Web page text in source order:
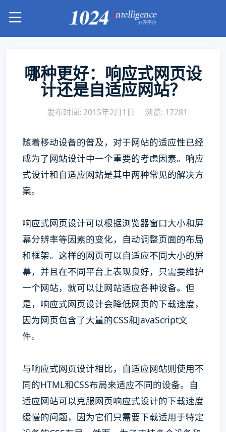
哪种更好：响应式网页设
计还是自适应网站？
发布时间: 2015年2月1日 浏览: 17281
随着移动设备的普及，对于网站的适应性已经
成为了网站设计中一个重要的考虑因素。响应
式设计和自适应网站是其中两种常见的解决方
案。
响应式网页设计可以根据浏览器窗口大小和屏
幕分辨率等因素的变化，自动调整页面的布局
和框架。这样的网页可以自适应不同大小的屏
幕，并且在不同平台上表现良好，只需要维护
一个网站，就可以让网站适应各种设备。但
是，响应式网页设计会降低网页的下载速度，
因为网页包含了大量的CSS和JavaScript文
件。
与响应式网页设计相比，自适应网站则使用不
同的HTML和CSS布局来适应不同的设备。自
适应网站可以克服网页响应式设计的下载速度
缓慢的问题，因为它们只需要下载适用于特定